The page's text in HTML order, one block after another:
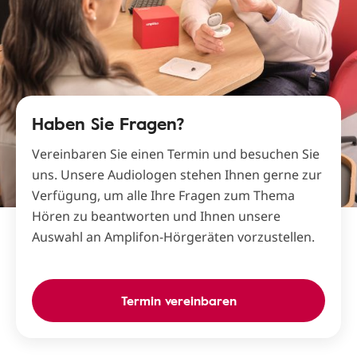
Haben Sie Fragen?
Vereinbaren Sie einen Termin und besuchen Sie
uns. Unsere Audiologen stehen Ihnen gerne zur
Verfügung, um alle Ihre Fragen zum Thema
Hören zu beantworten und Ihnen unsere
Auswahl an Amplifon-Hörgeräten vorzustellen.
Termin vereinbaren